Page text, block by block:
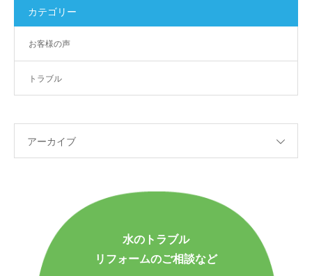
カテゴリー
お客様の声
トラブル
アーカイブ
水のトラブル
リフォームのご相談など